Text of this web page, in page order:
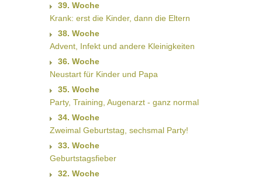
39. Woche
Krank: erst die Kinder, dann die Eltern
38. Woche
Advent, Infekt und andere Kleinigkeiten
36. Woche
Neustart für Kinder und Papa
35. Woche
Party, Training, Augenarzt - ganz normal
34. Woche
Zweimal Geburtstag, sechsmal Party!
33. Woche
Geburtstagsfieber
32. Woche